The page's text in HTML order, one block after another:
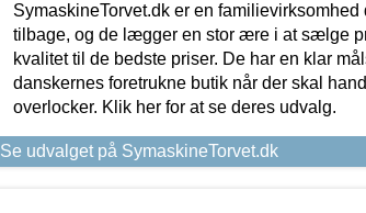
SymaskineTorvet.dk er en
tilbage, og de lægger en stor ære i at sælge
kvalitet til de bedste priser. De har en klar
danskernes foretrukne butik når der skal
overlocker. Klik her for at se deres udvalg.
Se udvalget på SymaskineTorvet.dk